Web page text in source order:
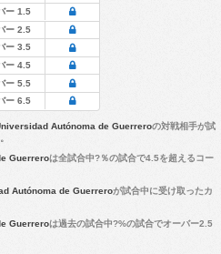
ー 1.5
ー 2.5
ー 3.5
ー 4.5
ー 5.5
ー 6.5
Autónoma de Guerreroの対戦相手が試
Guerreroは全試合中?％の試合で4.5を超えるコー
Autónoma de Guerreroが試合中に受け取ったカ
Guerreroは過去の試合中?%の試合でオーバー2.5